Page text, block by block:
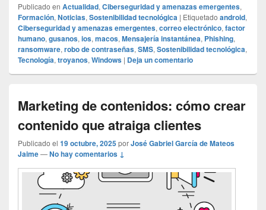
Publicado en Actualidad, Ciberseguridad y amenazas emergentes,
Formación, Noticias, Sostenibilidad tecnológica | Etiquetado android,
Ciberseguridad y amenazas emergentes, correo electrónico, factor
humano, gusanos, ios, macos, Mensajería instantánea, Phishing,
ransomware, robo de contraseñas, SMS, Sostenibilidad tecnológica,
Tecnología, troyanos, Windows | Deja un comentario
Marketing de contenidos: cómo crear
contenido que atraiga clientes
Publicado el 19 octubre, 2025porJosé Gabriel García de Mateos
Jaime—No hay comentarios ↓